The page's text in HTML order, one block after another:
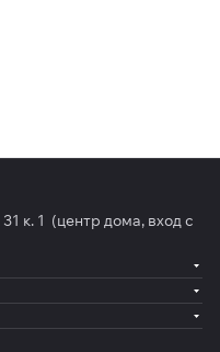
к. 1 (центр дома, вход с